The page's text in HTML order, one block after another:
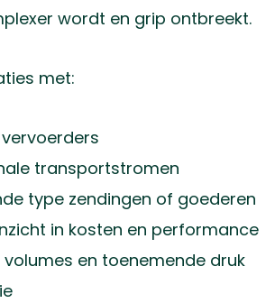
wordt en grip ontbreekt.
met:
transportstromen
type zendingen of goederen
in kosten en performance
en toenemende druk